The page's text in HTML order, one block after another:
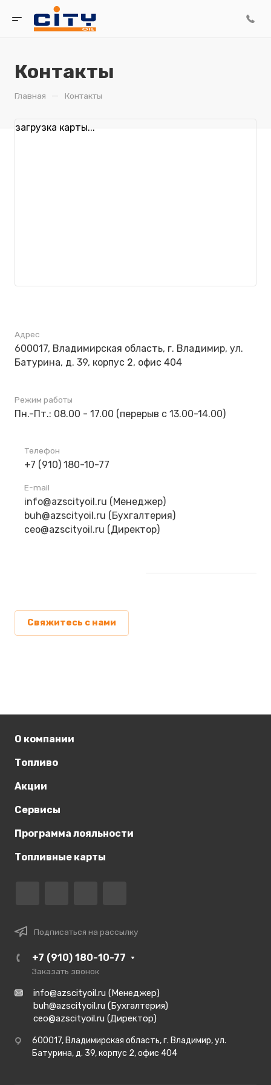
Контакты
Главная — Контакты
Адрес
600017, Владимирская область, г. Владимир, ул.
Батурина, д. 39, корпус 2, офис 404
Режим работы
Пн.-Пт.: 08.00 - 17.00 (перерыв с 13.00-14.00)
Телефон
+7 (910) 180-10-77
E-mail
info@azscityoil.ru (Менеджер)
buh@azscityoil.ru (Бухгалтерия)
ceo@azscityoil.ru (Директор)
Свяжитесь с нами
загрузка карты...
О компании
Топливо
Акции
Сервисы
Программа лояльности
Топливные карты
Подписаться на рассылку
+7 (910) 180-10-77
Заказать звонок
info@azscityoil.ru (Менеджер)
buh@azscityoil.ru (Бухгалтерия)
ceo@azscityoil.ru (Директор)
600017, Владимирская область, г. Владимир, ул.
Батурина, д. 39, корпус 2, офис 404